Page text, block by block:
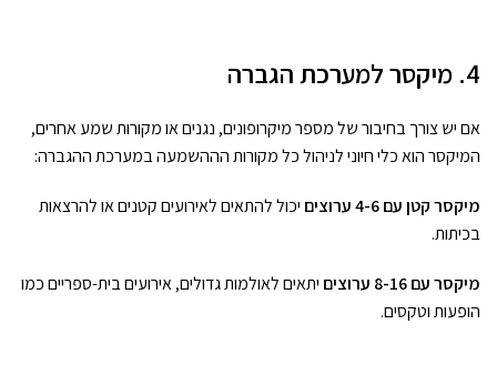
4. מיקסר למערכת הגברה
אם יש צורך בחיבור של מספר מיקרופונים, נגנים או מקורות שמע אחרים,
המיקסר הוא כלי חיוני לניהול כל מקורות הההשמעה במערכת ההגברה:
מיקסר קטן עם 4-6 ערוצים
יכול להתאים לאירועים קטנים או להרצאות
בכיתות.
מיקסר עם 8-16 ערוצים
יתאים לאולמות גדולים, אירועים בית-ספריים כמו
הופעות וטקסים.